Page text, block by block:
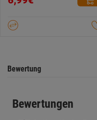
von
Sternen.
Bewertung